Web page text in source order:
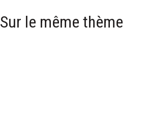
Sur le même thème